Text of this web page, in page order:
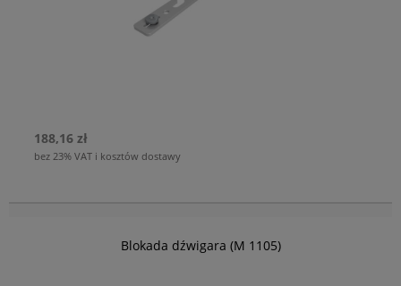
188,16 zł
bez 23% VAT i kosztów dostawy
Blokada dźwigara (M 1105)